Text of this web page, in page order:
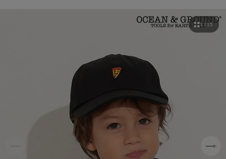
1 / 15